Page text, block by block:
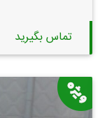
تماس بگیرید